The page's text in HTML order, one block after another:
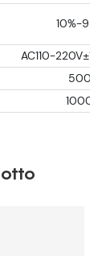
10%-
AC110-
50000
100000